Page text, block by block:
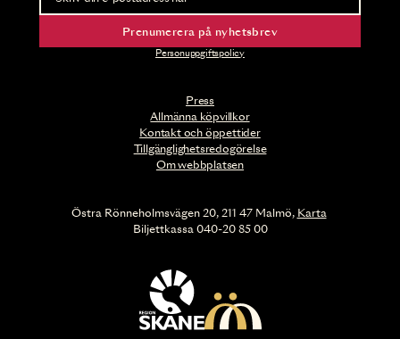
Press
Allmänna köpvillkor
Kontakt och öppettider
Tillgänglighetsredogörelse
Om webbplatsen
Prenumerera på nyhetsbrev
Personuppgiftspolicy
Östra Rönneholmsvägen 20, 211 47 Malmö, Karta
Biljettkassa 040-20 85 00